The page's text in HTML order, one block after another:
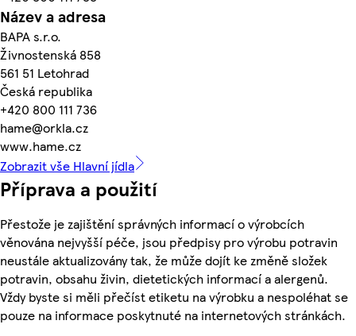
Název a adresa
BAPA s.r.o.
Živnostenská 858
561 51 Letohrad
Česká republika
+420 800 111 736
hame@orkla.cz
www.hame.cz
Zobrazit vše Hlavní jídla
Příprava a použití
Přestože je zajištění správných informací o výrobcích
věnována nejvyšší péče, jsou předpisy pro výrobu potravin
neustále aktualizovány tak, že může dojít ke změně složek
potravin, obsahu živin, dietetických informací a alergenů.
Vždy byste si měli přečíst etiketu na výrobku a nespoléhat se
pouze na informace poskytnuté na internetových stránkách.